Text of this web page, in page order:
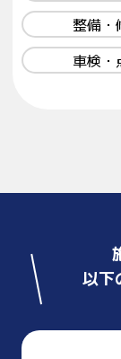
整備・
車検・
以下